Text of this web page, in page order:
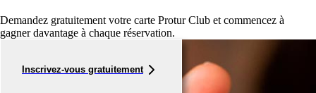
Demandez gratuitement votre carte Protur Club et commencez à
gagner davantage à chaque réservation.
Inscrivez-vous gratuitement